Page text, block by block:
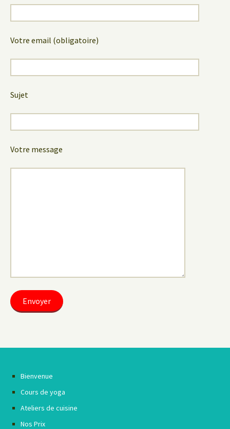
Votre email (obligatoire)
Sujet
Votre message
Bienvenue
Cours de yoga
Ateliers de cuisine
Nos Prix